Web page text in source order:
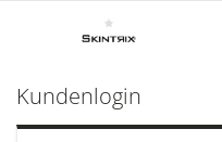
Kundenlogin